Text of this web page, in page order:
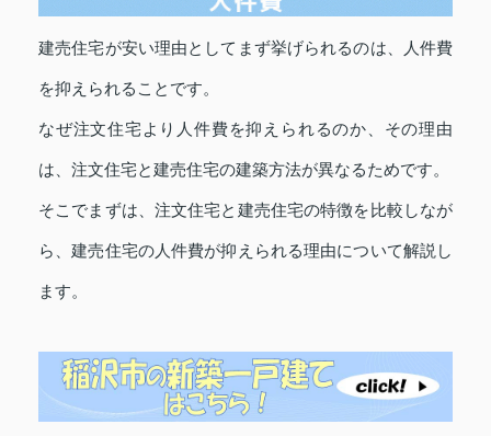
建売住宅が安い理由としてまず挙げられるのは、人件費
を抑えられることです。
なぜ注文住宅より人件費を抑えられるのか、その理由
は、注文住宅と建売住宅の建築方法が異なるためです。
そこでまずは、注文住宅と建売住宅の特徴を比較しなが
ら、建売住宅の人件費が抑えられる理由について解説し
ます。